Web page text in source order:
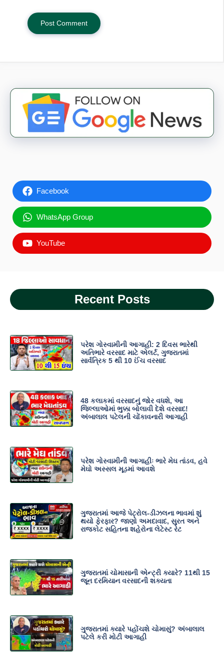
Facebook
WhatsApp Group
YouTube
Recent Posts
પરેશ ગોસ્વામીની આગાહી: 2 દિવસ ભારેથી
અતિભારે વરસાદ માટે એલર્ટ, ગુજરાતમાં
સાર્વત્રિક 5 થી 10 ઈંચ વરસાદ
48 કલાકમાં વરસાદનું જોર વધશે, આ
જિલ્લાઓમાં ભુક્કા બોલાવી દેશે વરસાદ!
અંબાલાલ પટેલની ચોંકાવનારી આગાહી
પરેશ ગોસ્વામીની આગાહીઃ ભારે મેઘ તાંડવ, હવે
મેઘો અસ્સલ મૂડમાં આવશે
ગુજરાતમાં આજે પેટ્રોલ-ડીઝલના ભાવમાં શું
થયો ફેરફાર? જાણો અમદાવાદ, સુરત અને
રાજકોટ સહિતના શહેરોના લેટેસ્ટ રેટ
ગુજરાતમાં ચોમાસાની એન્ટ્રી ક્યારે? 11થી 15
જૂન દરમિયાન વરસાદની શક્યતા
ગુજરાતમાં ક્યારે પહોંચશે ચોમાસું? અંબાલાલ
પટેલે કરી મોટી આગાહી